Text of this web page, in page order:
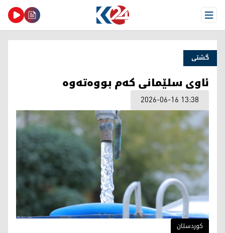
Open Menu
گشتی
ئاوی سلێمانی کەم بووەتەوە
2026-06-16 13:38
کوردستان